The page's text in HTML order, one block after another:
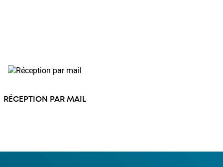
RÉCEPTION PAR MAIL